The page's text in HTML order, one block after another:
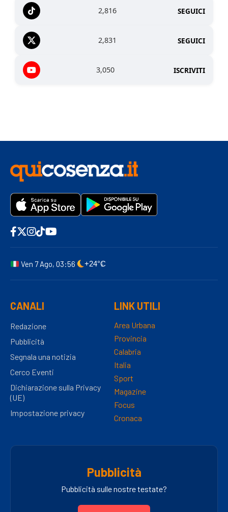
2,816 SEGUICI
2,831 SEGUICI
3,050 ISCRIVITI
Ven 7 Ago, 03:56 +24°C
CANALI
Redazione
Pubblicità
Segnala una notizia
Cerco Eventi
Dichiarazione sulla Privacy
(UE)
Impostazione privacy
LINK UTILI
Area Urbana
Provincia
Calabria
Italia
Sport
Magazine
Focus
Cronaca
Pubblicità
Pubblicità sulle nostre testate?